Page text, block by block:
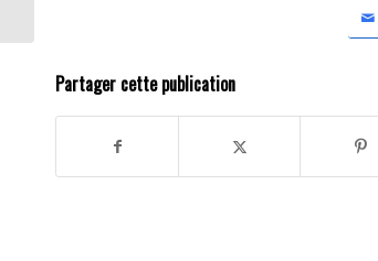
Partager cette publication